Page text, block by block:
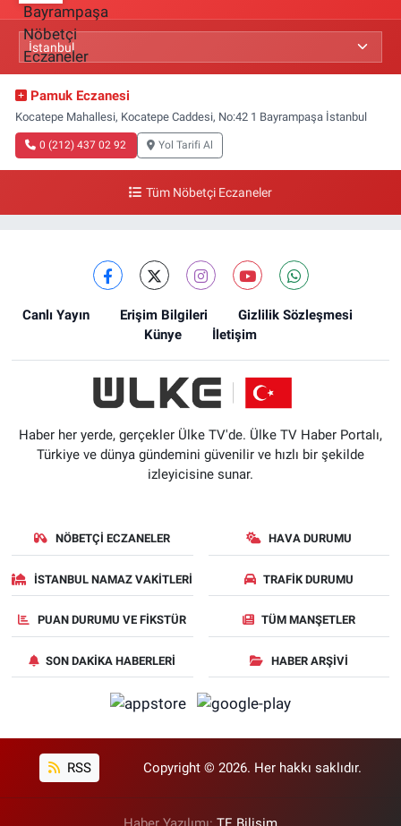
Pamuk Eczanesi
Kocatepe Mahallesi, Kocatepe Caddesi, No:42 1 Bayrampaşa İstanbul
0 (212) 437 02 92 Yol Tarifi Al
Tüm Nöbetçi Eczaneler
Canlı Yayın Erişim Bilgileri
Gizlilik Sözleşmesi
Künye
İletişim
Haber her yerde, gerçekler Ülke TV'de. Ülke TV Haber Portalı,
Türkiye ve dünya gündemini güvenilir ve hızlı bir şekilde
izleyicisine sunar.
NÖBETÇI ECZANELER HAVA DURUMU
İSTANBUL NAMAZ VAKITLERI TRAFIK DURUMU
PUAN DURUMU VE FIKSTÜR TÜM MANŞETLER
SON DAKIKA HABERLERI HABER ARŞIVI
RSS Copyright © 2026. Her hakkı saklıdır.